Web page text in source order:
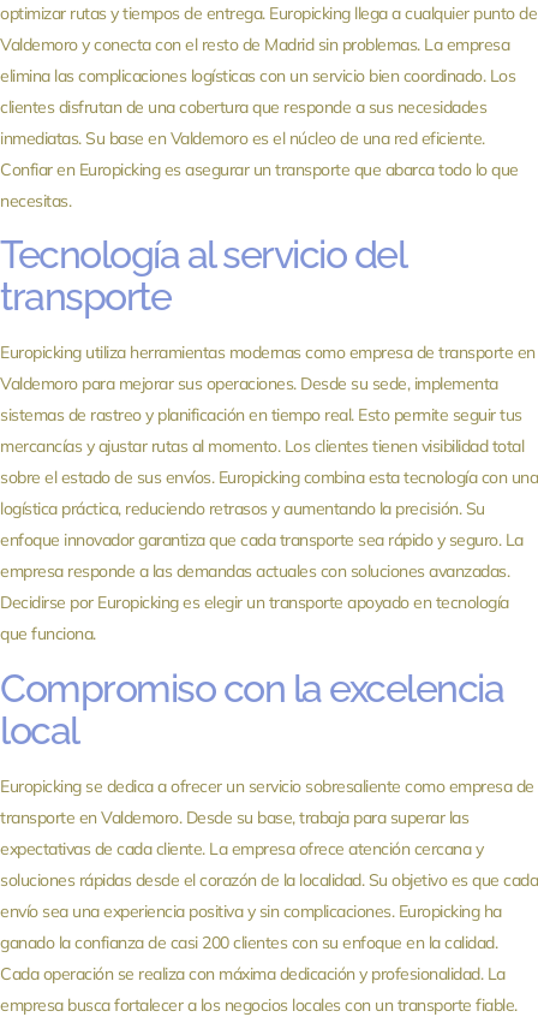
optimizar rutas y tiempos de entrega. Europicking llega a cualquier punto de
Valdemoro y conecta con el resto de Madrid sin problemas. La empresa
elimina las complicaciones logísticas con un servicio bien coordinado. Los
clientes disfrutan de una cobertura que responde a sus necesidades
inmediatas. Su base en Valdemoro es el núcleo de una red eficiente.
Confiar en Europicking es asegurar un transporte que abarca todo lo que
necesitas.
Tecnología al servicio del
transporte
Europicking utiliza herramientas modernas como empresa de transporte en
Valdemoro para mejorar sus operaciones. Desde su sede, implementa
sistemas de rastreo y planificación en tiempo real. Esto permite seguir tus
mercancías y ajustar rutas al momento. Los clientes tienen visibilidad total
sobre el estado de sus envíos. Europicking combina esta tecnología con una
logística práctica, reduciendo retrasos y aumentando la precisión. Su
enfoque innovador garantiza que cada transporte sea rápido y seguro. La
empresa responde a las demandas actuales con soluciones avanzadas.
Decidirse por Europicking es elegir un transporte apoyado en tecnología
que funciona.
Compromiso con la excelencia
local
Europicking se dedica a ofrecer un servicio sobresaliente como empresa de
transporte en Valdemoro. Desde su base, trabaja para superar las
expectativas de cada cliente. La empresa ofrece atención cercana y
soluciones rápidas desde el corazón de la localidad. Su objetivo es que cada
envío sea una experiencia positiva y sin complicaciones. Europicking ha
ganado la confianza de casi 200 clientes con su enfoque en la calidad.
Cada operación se realiza con máxima dedicación y profesionalidad. La
empresa busca fortalecer a los negocios locales con un transporte fiable.